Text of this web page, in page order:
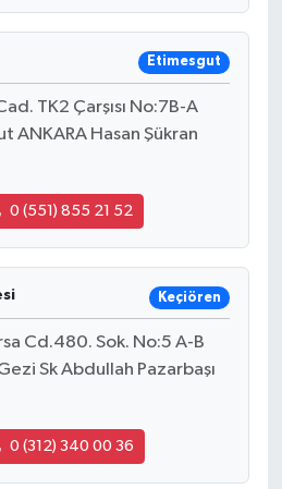
Etimesgut
TK2 Çarşısı No:7B-A
ANKARA Hasan Şükran
0 (551) 855 21 52
Keçiören
Cd.480. Sok. No:5 A-B
Sk Abdullah Pazarbaşı
0 (312) 340 00 36